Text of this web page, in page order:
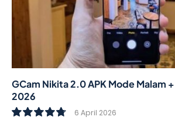
GCam Nikita 2.0 APK Mode Malam
2026
6 April 2026